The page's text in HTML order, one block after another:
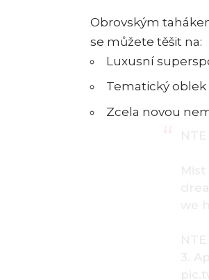
Obrovským
se můžete těšit na:
Luxusní
Tematický oblek
Zcela novou